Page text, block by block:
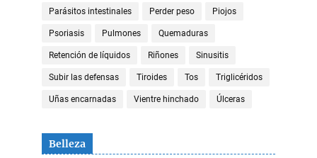
Parásitos intestinales Perder peso Piojos
Psoriasis Pulmones Quemaduras
Retención de líquidos Riñones Sinusitis
Subir las defensas Tiroides Tos Triglicéridos
Uñas encarnadas Vientre hinchado Úlceras
Belleza